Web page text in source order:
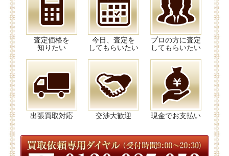
査定価格を
知りたい
今日、査定を
してもらいたい
プロの方に査定
してもらいたい
出張買取対応 交渉大歓迎 現金でお支払い